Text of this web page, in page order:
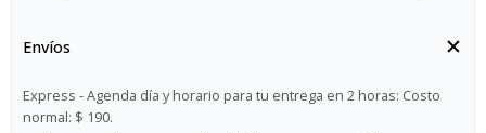
Envíos
Express - Agenda día y horario para tu entrega en 2 horas: Costo
normal: $ 190.